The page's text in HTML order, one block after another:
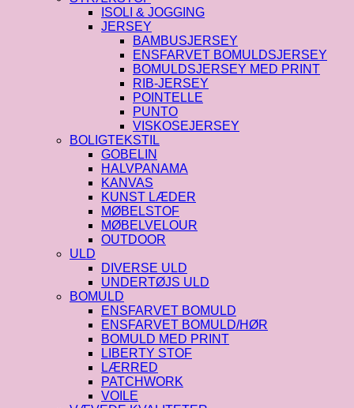
ISOLI & JOGGING
JERSEY
BAMBUSJERSEY
ENSFARVET BOMULDSJERSEY
BOMULDSJERSEY MED PRINT
RIB-JERSEY
POINTELLE
PUNTO
VISKOSEJERSEY
BOLIGTEKSTIL
GOBELIN
HALVPANAMA
KANVAS
KUNST LÆDER
MØBELSTOF
MØBELVELOUR
OUTDOOR
ULD
DIVERSE ULD
UNDERTØJS ULD
BOMULD
ENSFARVET BOMULD
ENSFARVET BOMULD/HØR
BOMULD MED PRINT
LIBERTY STOF
LÆRRED
PATCHWORK
VOILE